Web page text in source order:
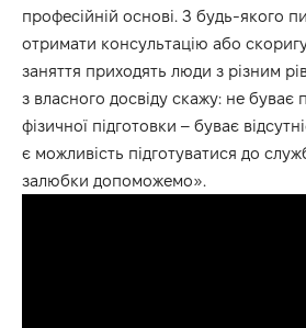
професійній основі. З будь-якого
отримати консультацію або
заняття приходять люди з різним
з власного досвіду скажу: не буває
фізичної підготовки – буває
є можливість підготуватися до
залюбки допоможемо».